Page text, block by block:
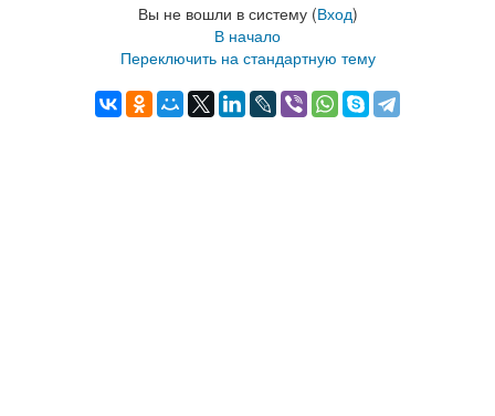
Вы не вошли в систему (Вход)
В начало
Переключить на стандартную тему